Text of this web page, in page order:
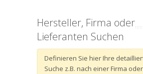
Hersteller, Firma oder
Lieferanten Suchen
Definieren Sie hier Ihre
Suche z.B. nach einer Firma